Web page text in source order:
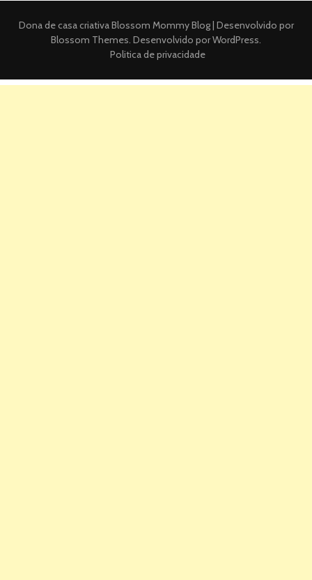
Dona de casa criativaBlossom Mommy Blog | Desenvolvido por
Blossom Themes. Desenvolvido porWordPress.
Politica de privacidade